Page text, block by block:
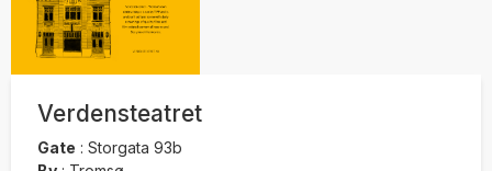
Verdensteatret
Gate : Storgata 93b